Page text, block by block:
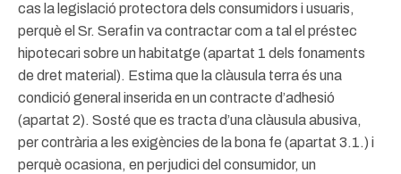
cas la legislació protectora dels consumidors i usuaris,
perquè el Sr. Serafin va contractar com a tal el préstec
hipotecari sobre un habitatge (apartat 1 dels fonaments
de dret material). Estima que la clàusula terra és una
condició general inserida en un contracte d’adhesió
(apartat 2). Sosté que es tracta d’una clàusula abusiva,
per contrària a les exigències de la bona fe (apartat 3.1.) i
perquè ocasiona, en perjudici del consumidor, un